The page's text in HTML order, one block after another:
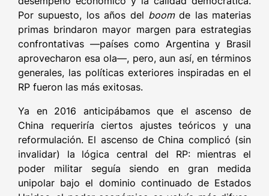
Por supuesto, los años del boomde las materias
primas brindaron mayor margen para estrategias
confrontativas —países como Argentina y Brasil
aprovecharon esa ola—, pero, aun así, en términos
generales, las políticas exteriores inspiradas en el
RP fueron las más exitosas.
Ya en 2016 anticipábamos que el ascenso de
China requeriría ciertos ajustes teóricos y una
reformulación. El ascenso de China complicó (sin
invalidar) la lógica central del RP: mientras el
poder militar seguía siendo en gran medida
unipolar bajo el dominio continuado de Estados